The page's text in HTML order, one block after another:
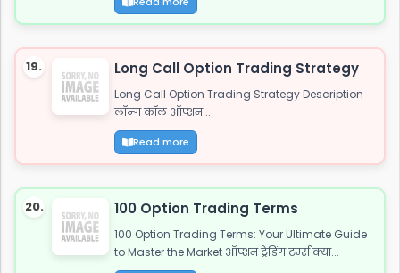
19. Long Call Option Trading Strategy
Long Call Option Trading Strategy Description
लॉन्ग कॉल ऑप्शन...
Read more
20. 100 Option Trading Terms
100 Option Trading Terms: Your Ultimate Guide
to Master the Market ऑप्शन ट्रेडिंग टर्म्स क्या...